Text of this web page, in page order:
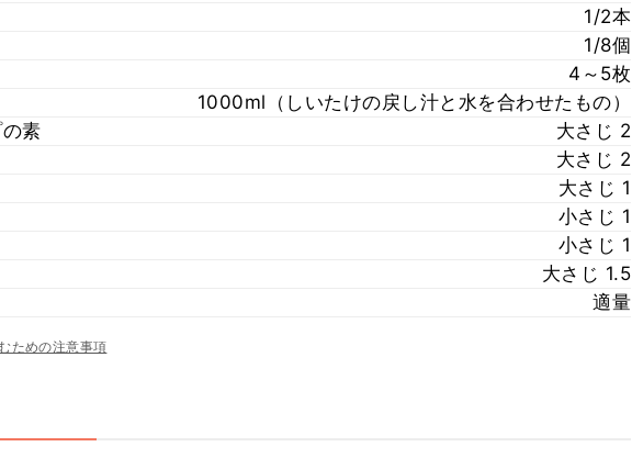
1/2本
1/8個
4～5枚
1000ml（しいたけの戻し汁と水を合わせたもの）
素
大さじ 2
大さじ 2
大さじ 1
小さじ 1
小さじ 1
大さじ 1.5
適量
ための注意事項